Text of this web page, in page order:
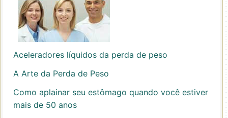
Aceleradores líquidos da perda de peso
A Arte da Perda de Peso
Como aplainar seu estômago quando você estiver
mais de 50 anos